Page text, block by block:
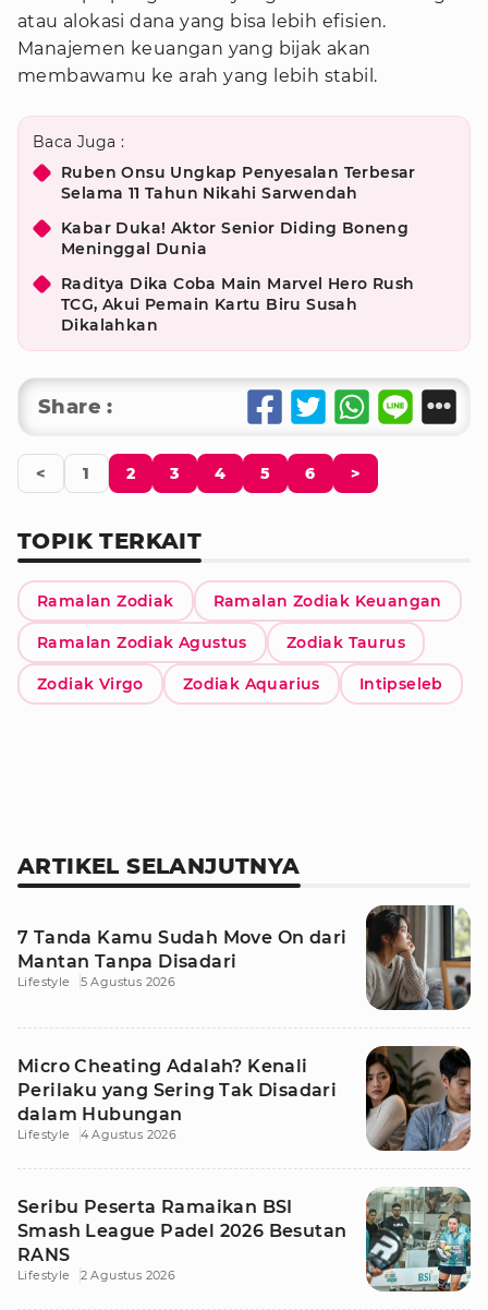
atau alokasi dana yang bisa lebih efisien.
Manajemen keuangan yang bijak akan
membawamu ke arah yang lebih stabil.
Baca Juga :
Ruben Onsu Ungkap Penyesalan Terbesar
Selama 11 Tahun Nikahi Sarwendah
Kabar Duka! Aktor Senior Diding Boneng
Meninggal Dunia
Raditya Dika Coba Main Marvel Hero Rush
TCG, Akui Pemain Kartu Biru Susah
Dikalahkan
Share :
< 1 2 3 4 5 6 >
TOPIK TERKAIT
Ramalan Zodiak Ramalan Zodiak Keuangan
Ramalan Zodiak Agustus Zodiak Taurus
Zodiak Virgo Zodiak Aquarius Intipseleb
ARTIKEL SELANJUTNYA
7 Tanda Kamu Sudah Move On dari
Mantan Tanpa Disadari
Lifestyle 5 Agustus 2026
Micro Cheating Adalah? Kenali
Perilaku yang Sering Tak Disadari
dalam Hubungan
Lifestyle 4 Agustus 2026
Seribu Peserta Ramaikan BSI
Smash League Padel 2026 Besutan
RANS
Lifestyle 2 Agustus 2026